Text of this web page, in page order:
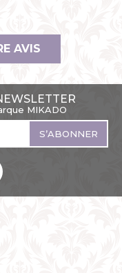
AVIS
MIKADO
S’ABONNER